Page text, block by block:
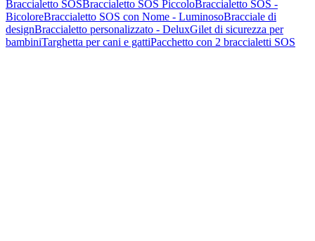
Braccialetto SOSBraccialetto SOS PiccoloBraccialetto SOS -
BicoloreBraccialetto SOS con Nome - LuminosoBracciale di
designBraccialetto personalizzato - DeluxGilet di sicurezza per
bambiniTarghetta per cani e gattiPacchetto con 2 braccialetti SOS